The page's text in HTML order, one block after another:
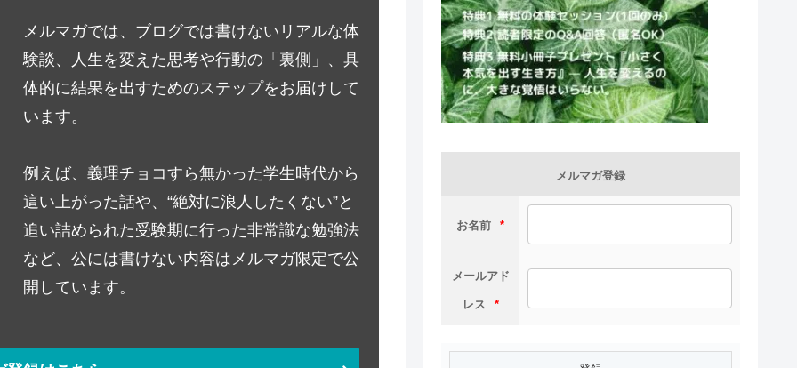
メルマガでは、ブログでは書けないリアルな体
験談、人生を変えた思考や行動の「裏側」、具
体的に結果を出すためのステップをお届けして
います。
例えば、義理チョコすら無かった学生時代から
這い上がった話や、“絶対に浪人したくない”と
追い詰められた受験期に行った非常識な勉強法
など、公には書けない内容はメルマガ限定で公
開しています。
メルマガ登録
お名前 *
メールアド
レス *